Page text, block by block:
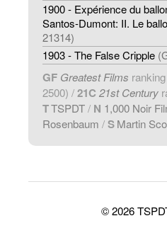
1900 - Expérience du
Santos-Dumont: II. Le
21314)
1903 - The False Cripple
GF Greatest Films
2500) /21C 21st Century
TTSPDT/ N 1,000 Noir
Rosenbaum / SMartin
© 2026